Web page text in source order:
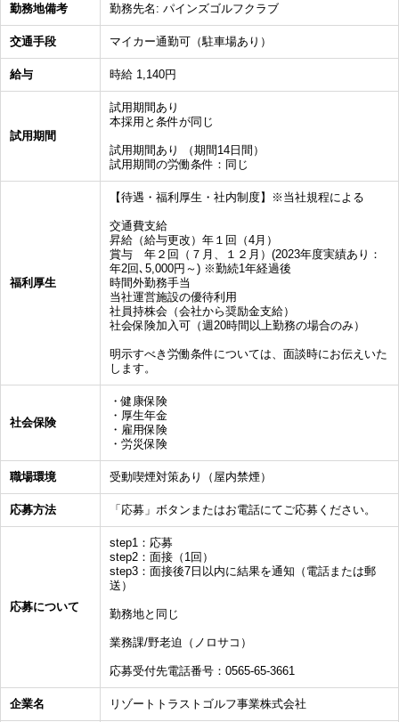
勤務地備考 勤務先名: パインズゴルフクラブ
交通手段 マイカー通勤可（駐車場あり）
給与 時給 1,140円
試用期間
試用期間あり
本採用と条件が同じ
試用期間あり （期間14日間）
試用期間の労働条件：同じ
福利厚生
【待遇・福利厚生・社内制度】※当社規程による
交通費支給
昇給（給与更改）年１回（4月）
賞与 年２回（７月、１２月）(2023年度実績あり：
年2回､5,000円～) ※勤続1年経過後
時間外勤務手当
当社運営施設の優待利用
社員持株会（会社から奨励金支給）
社会保険加入可（週20時間以上勤務の場合のみ）
明示すべき労働条件については、面談時にお伝えいた
します。
社会保険
・健康保険
・厚生年金
・雇用保険
・労災保険
職場環境 受動喫煙対策あり（屋内禁煙）
応募方法 「応募」ボタンまたはお電話にてご応募ください。
応募について
step1：応募
step2：面接（1回）
step3：面接後7日以内に結果を通知（電話または郵
送）
勤務地と同じ
業務課/野老迫（ノロサコ）
応募受付先電話番号：0565-65-3661
企業名 リゾートトラストゴルフ事業株式会社